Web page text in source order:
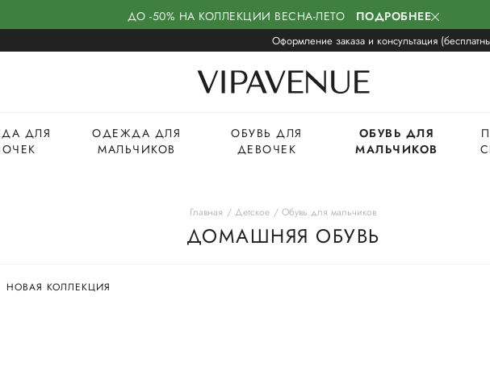
ДО -50% НА КОЛЛЕКЦИИ ВЕСНА-ЛЕТО ПОДРОБНЕЕ
Оформление заказа и консультация
ДЛЯ
ОДЕЖДА ДЛЯ
МАЛЬЧИКОВ
ОБУВЬ ДЛЯ
ДЕВОЧЕК
ОБУВЬ ДЛЯ
МАЛЬЧИКОВ
Главная Детское Обувь для мальчиков
ДОМАШНЯЯ ОБУВЬ
НОВАЯ КОЛЛЕКЦИЯ